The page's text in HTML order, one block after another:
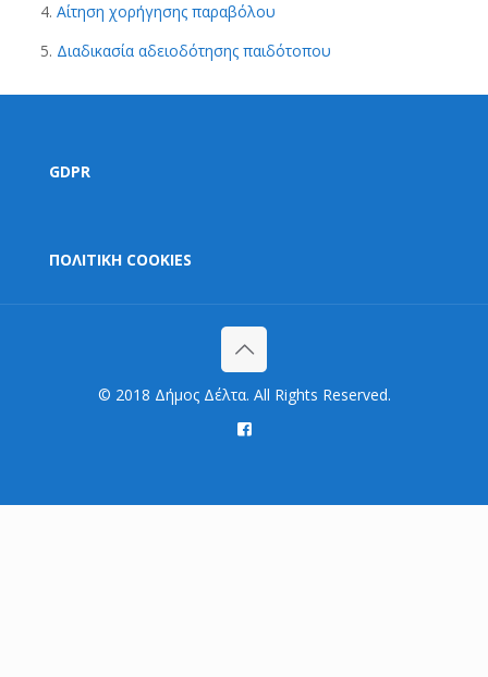
4. Αίτηση χορήγησης παραβόλου
5. Διαδικασία αδειοδότησης παιδότοπου
GDPR
ΠΟΛΙΤΙΚΗ COOKIES
© 2018 Δήμος Δέλτα. All Rights Reserved.